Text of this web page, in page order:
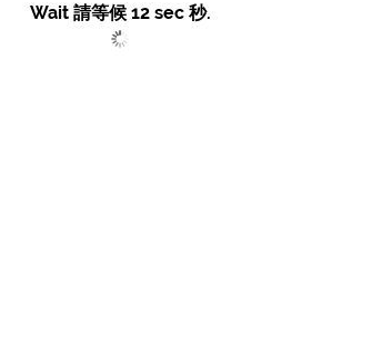
Wait 請等候 12sec 秒.